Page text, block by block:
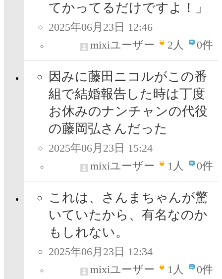
てかってるだけですよ！」
2025年06月23日 12:46
mixiユーザー
2人 0件
因みに藤田ニコルがこの番
組で結婚報告した時は丁度
お休みのナンチャンの代役
の藤岡弘さんだった
2025年06月23日 15:24
mixiユーザー
1人 0件
これは、さんまちゃんが驚
いていたから、有名なのか
もしれない。
2025年06月23日 12:34
mixiユーザー
1人 0件